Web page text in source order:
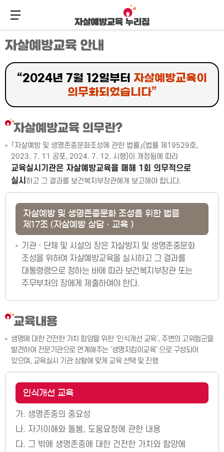
주
메
뉴
로
본
문
바
가
메뉴 버튼
자살예방교육 안내
“2024년 7월 12일부터 자살예방교육이
의무화되었습니다”
자살예방교육 의무란?
「자살예방 및 생명존중문화조성에 관한 법률」(법률 제19529호,
2023. 7. 11 공포, 2024. 7. 12. 시행)이 개정됨에 따라
교육실시기관은 자살예방교육을 매해 1회 의무적으로
실시 하고 그 결과를 보건복지부장관에게 보고해야 합니다.
자살예방 및 생명존중문화 조성을 위한 법률
제17조 (자살예방 상담ㆍ교육 )
기관ㆍ단체 및 시설의 장은 자살방지 및 생명존중문화
조성을 위하여 자살예방교육을 실시하고 그 결과를
대통령령으로 정하는 바에 따라 보건복지부장관 또는
주무부처의 장에게 제출하여야 한다.
교육내용
생명에 대한 건전한 가치 함양을 위한 ‘인식개선 교육’, 주변의 고위험군을
발견하여 전문기관으로 연계해주는 ‘생명지킴이교육’ 으로 구성되어
있으며, 교육실시 기관 상황에 맞게 교육 선택 및 진행
인식개선 교육
가. 생명존중의 중요성
나. 자기이해와 돌봄, 도움요청에 관한 내용
다. 그 밖에 생명존중에 대한 건전한 가치와 함양에